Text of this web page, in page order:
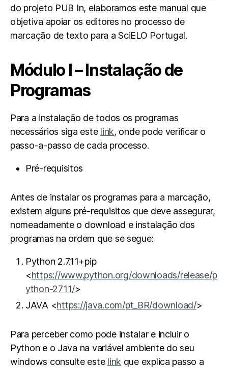
do projeto PUB In, elaboramos este manual que
objetiva apoiar os editores no processo de
marcação de texto para a SciELO Portugal.
Módulo I – Instalação de
Programas
Para a instalação de todos os programas
necessários siga este link, onde pode verificar o
passo-a-passo de cada processo.
Pré-requisitos
Antes de instalar os programas para a marcação,
existem alguns pré-requisitos que deve assegurar,
nomeadamente o download e instalação dos
programas na ordem que se segue:
Python 2.7.11+pip
<https://www.python.org/downloads/release/p
ython-2711/>
JAVA <https://java.com/pt_BR/download/>
Para perceber como pode instalar e incluir o
Python e o Java na variável ambiente do seu
windows consulte este link que explica passo a